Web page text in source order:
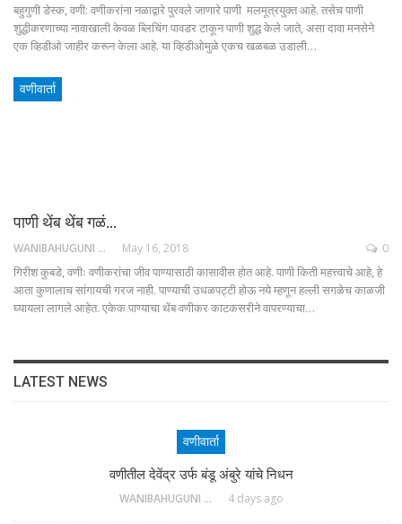
बहुगुणी डेस्क, वणी: वणीकरांना नळाद्वारे पुरवले जाणारे पाणी मलमूत्रयुक्त आहे. तसेच पाणी
शुद्धीकरणाच्या नावाखाली केवळ ब्लिचिंग पावडर टाकून पाणी शुद्ध केले जाते, असा दावा मनसेने
एक व्हिडीओ जाहीर करून केला आहे. या व्हिडीओमुळे एकच खळबळ उडाली…
वणीवार्ता
पाणी थेंब थेंब गळं…
WANIBAHUGUNI DESK May 16, 2018 0
गिरीश कुबडे, वणीः वणीकरांचा जीव पाण्यासाठी कासावीस होत आहे. पाणी किती महत्त्वाचे आहे, हे
आता कुणालाच सांगायची गरज नाही. पाण्याची उधळपट्टी होऊ नये म्हणून हल्ली सगळेच काळजी
घ्यायला लागले आहेत. एकेक पाण्याचा थेंब वणीकर काटकसरीने वापरण्याचा…
LATEST NEWS
वणीवार्ता
वणीतील देवेंद्र उर्फ बंडू अंबुरे यांचे निधन
WANIBAHUGUNI DESK 4 days ago